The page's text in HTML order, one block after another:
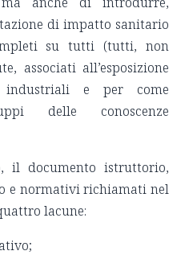
di impatto sanitario
su tutti (tutti, non
associati all’esposizione
industriali e per come
delle conoscenze
il documento istruttorio,
e normativi richiamati nel
lacune: